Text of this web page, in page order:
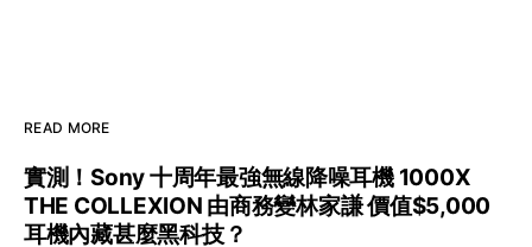
READ MORE
實測！Sony 十周年最強無線降噪耳機 1000X
THE COLLEXION 由商務變林家謙 價值$5,000
耳機內藏甚麼黑科技？